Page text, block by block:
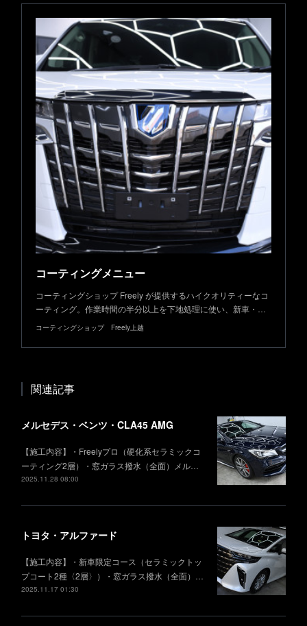
コーティングメニュー
コーティングショップ Freely が提供するハイクオリティーなコ
ーティング。作業時間の半分以上を下地処理に使い、新車・…
コーティングショップ Freely上越
関連記事
メルセデス・ベンツ・CLA45 AMG
【施工内容】・Freelyプロ（硬化系セラミックコ
ーティング2層）・窓ガラス撥水（全面）メル…
2025.11.28 08:00
トヨタ・アルファード
【施工内容】・新車限定コース（セラミックトッ
プコート2種〈2層〉）・窓ガラス撥水（全面）…
2025.11.17 01:30